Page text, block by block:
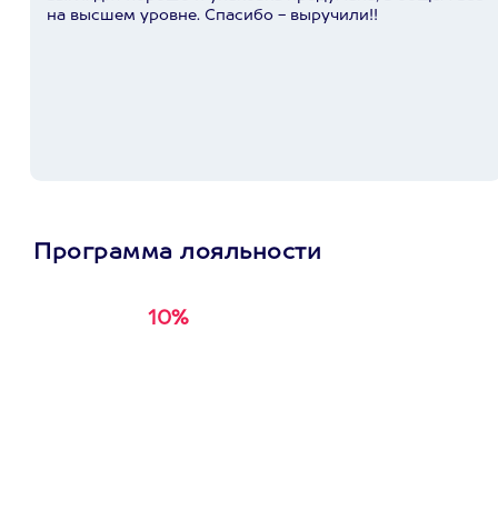
на высшем уровне. Спасибо - выручили!!
Программа лояльности
10%